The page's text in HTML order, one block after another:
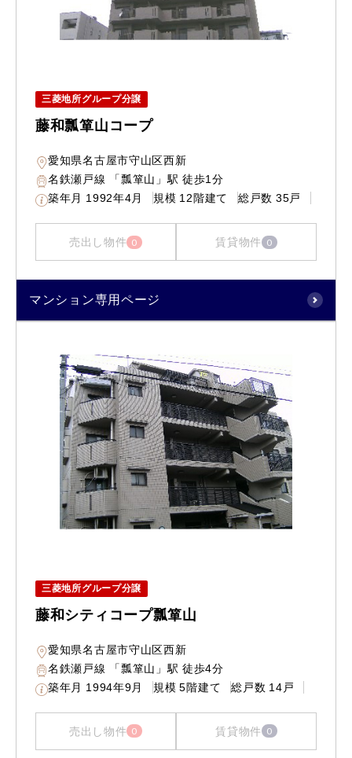
三菱地所グループ分譲
藤和瓢箪山コープ
愛知県名古屋市守山区西新
名鉄瀬戸線 「瓢箪山」駅 徒歩1分
築年月 1992年4月 規模 12階建て 総戸数 35戸
売出し物件 0 賃貸物件 0
マンション専用ページ
三菱地所グループ分譲
藤和シティコープ瓢箪山
愛知県名古屋市守山区西新
名鉄瀬戸線 「瓢箪山」駅 徒歩4分
築年月 1994年9月 規模 5階建て 総戸数 14戸
売出し物件 0 賃貸物件 0